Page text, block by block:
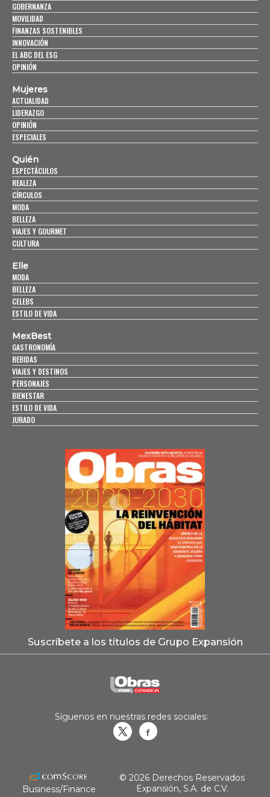
GOBERNANZA
MOVILIDAD
FINANZAS SOSTENIBLES
INNOVACIÓN
EL ABC DEL ESG
OPINIÓN
Mujeres
ACTUALIDAD
LIDERAZGO
OPINIÓN
ESPECIALES
Quién
ESPECTÁCULOS
REALEZA
CÍRCULOS
MODA
BELLEZA
VIAJES Y GOURMET
CULTURA
Elle
MODA
BELLEZA
CELEBS
ESTILO DE VIDA
MexBest
GASTRONOMÍA
BEBIDAS
VIAJES Y DESTINOS
PERSONAJES
BIENESTAR
ESTILO DE VIDA
JURADO
Suscríbete a los títulos de Grupo Expansión
Síguenos en nuestras redes sociales:
Business/Finance
© 2026 Derechos Reservados
Expansión, S.A. de C.V.